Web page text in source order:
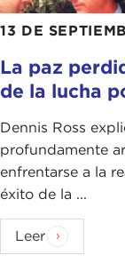
13 DE
La paz
de la lucha
Dennis Ross
profundamente
enfrentarse a la
éxito de la ...
Leer